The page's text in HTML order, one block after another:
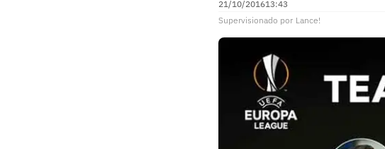
21/10/201613:43
Supervisionado por Lance!